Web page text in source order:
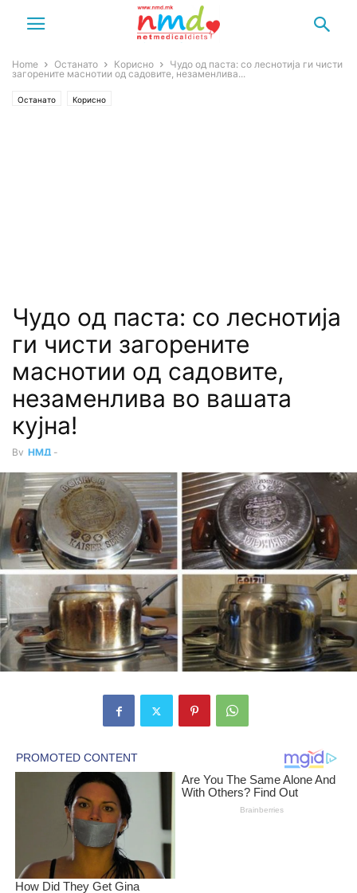
Home Останато Корисно
Чудо од паста: со леснотија ги чисти
загорените маснотии од садовите, незаменлива...
Останато Корисно
Чудо од паста: со леснотија
ги чисти загорените
маснотии од садовите,
незаменлива во вашата
кујна!
By НМД -